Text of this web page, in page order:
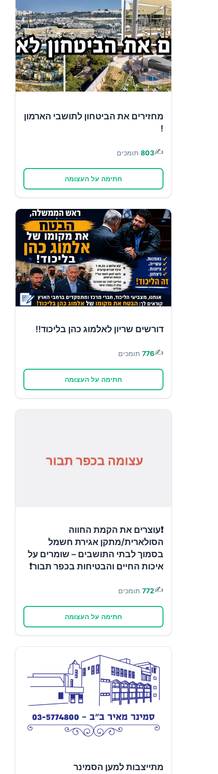
מחזירים את הביטחון לתושבי הארמון
!
✍️
803 תומכים
חתימה על העצומה
דורשים שריון לאלמוג כהן בליכוד‼️
✍️
776 תומכים
חתימה על העצומה
❗עוצרים את הקמת החווה
הסולארית/מתקן אגירת חשמל
בסמוך לבתי התושבים – שומרים על
איכות החיים והבטיחות בכפר תבור❗
✍️
772 תומכים
חתימה על העצומה
מתייצבות למען הסמינר